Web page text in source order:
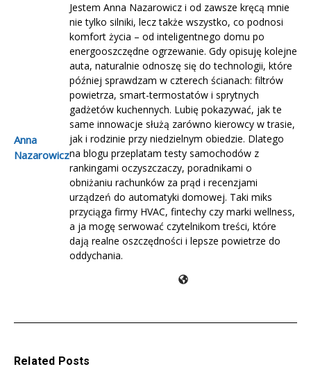
Anna
Nazarowicz
Jestem Anna Nazarowicz i od zawsze kręcą mnie
nie tylko silniki, lecz także wszystko, co podnosi
komfort życia – od inteligentnego domu po
energooszczędne ogrzewanie. Gdy opisuję kolejne
auta, naturalnie odnoszę się do technologii, które
później sprawdzam w czterech ścianach: filtrów
powietrza, smart-termostatów i sprytnych
gadżetów kuchennych. Lubię pokazywać, jak te
same innowacje służą zarówno kierowcy w trasie,
jak i rodzinie przy niedzielnym obiedzie. Dlatego
na blogu przeplatam testy samochodów z
rankingami oczyszczaczy, poradnikami o
obniżaniu rachunków za prąd i recenzjami
urządzeń do automatyki domowej. Taki miks
przyciąga firmy HVAC, fintechy czy marki wellness,
a ja mogę serwować czytelnikom treści, które
dają realne oszczędności i lepsze powietrze do
oddychania.
Related Posts